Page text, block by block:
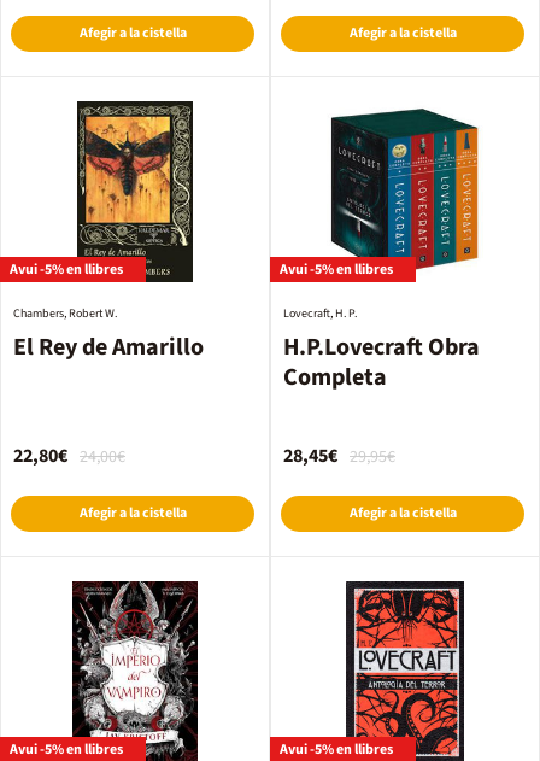
Afegir a la cistella Afegir a la cistella
Avui -5% en llibres
El Rey de Amarillo
Chambers, Robert W.
24,00€
22,80€
Afegir a la cistella
Avui -5% en llibres
H.P.Lovecraft Obra
Completa
Lovecraft, H. P.
29,95€
28,45€
Afegir a la cistella
Avui -5% en llibres Avui -5% en llibres